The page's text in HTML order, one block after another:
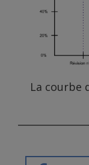
La courbe